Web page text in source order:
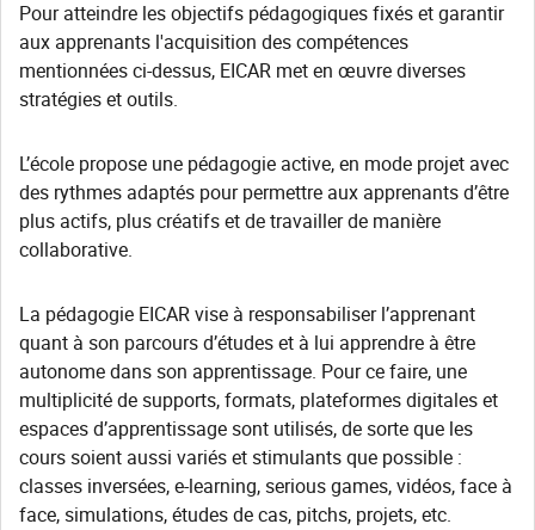
Pour atteindre les objectifs pédagogiques fixés et garantir
aux apprenants l'acquisition des compétences
mentionnées ci-dessus, EICAR met en œuvre diverses
stratégies et outils.
L’école propose une pédagogie active, en mode projet avec
des rythmes adaptés pour permettre aux apprenants d’être
plus actifs, plus créatifs et de travailler de manière
collaborative.
La pédagogie EICAR vise à responsabiliser l’apprenant
quant à son parcours d’études et à lui apprendre à être
autonome dans son apprentissage. Pour ce faire, une
multiplicité de supports, formats, plateformes digitales et
espaces d’apprentissage sont utilisés, de sorte que les
cours soient aussi variés et stimulants que possible :
classes inversées, e-learning, serious games, vidéos, face à
face, simulations, études de cas, pitchs, projets, etc.